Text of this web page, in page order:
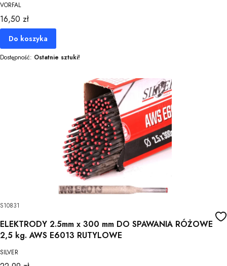
VORFAL
Cena
16,50 zł
Do koszyka
Dostępność: Ostatnie sztuki!
S10831
ELEKTRODY 2.5mm x 300 mm DO SPAWANIA RÓŻOWE
2,5 kg. AWS E6013 RUTYLOWE
SILVER